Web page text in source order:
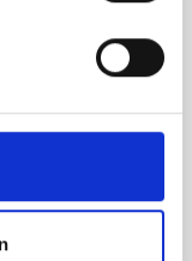
far enough
the